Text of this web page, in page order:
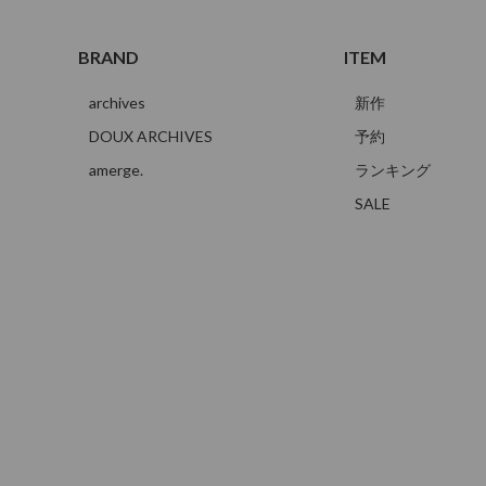
BRAND
archives
DOUX ARCHIVES
amerge.
ITEM
新作
予約
ランキング
SALE